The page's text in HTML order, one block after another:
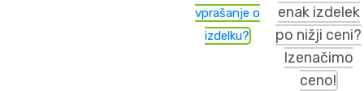
vprašanje o
izdelku?
enak izdelek
po nižji ceni?
Izenačimo
ceno!